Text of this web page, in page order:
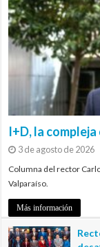
I+D, la
3 de agosto de 2026
Columna del rector
Valparaíso.
Más información